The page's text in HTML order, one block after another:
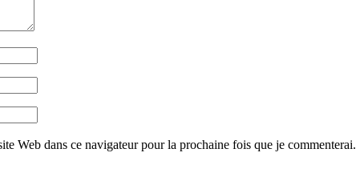
Web dans ce navigateur pour la prochaine fois que je commenterai.